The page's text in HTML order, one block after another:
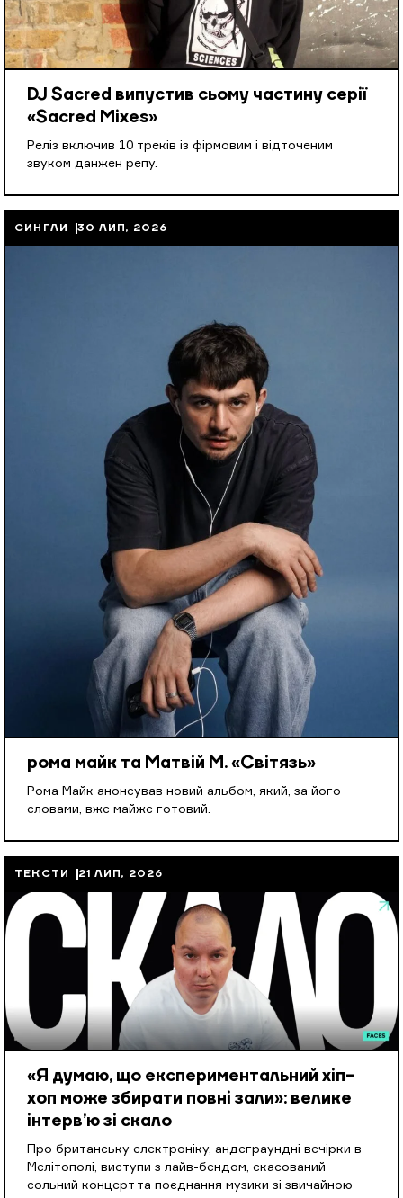
DJ Sacred випустив сьому частину серії
«Sacred Mixes»
Реліз включив 10 треків із фірмовим і відточеним
звуком данжен репу.
СИНГЛИ 30 ЛИП, 2026
рома майк та Матвій М. «Світязь»
Рома Майк анонсував новий альбом, який, за його
словами, вже майже готовий.
ТЕКСТИ 21 ЛИП, 2026
«Я думаю, що експериментальний хіп-
хоп може збирати повні зали»: велике
інтерв’ю зі скало
Про британську електроніку, андеграундні вечірки в
Мелітополі, виступи з лайв-бендом, скасований
сольний концерт та поєднання музики зі звичайною